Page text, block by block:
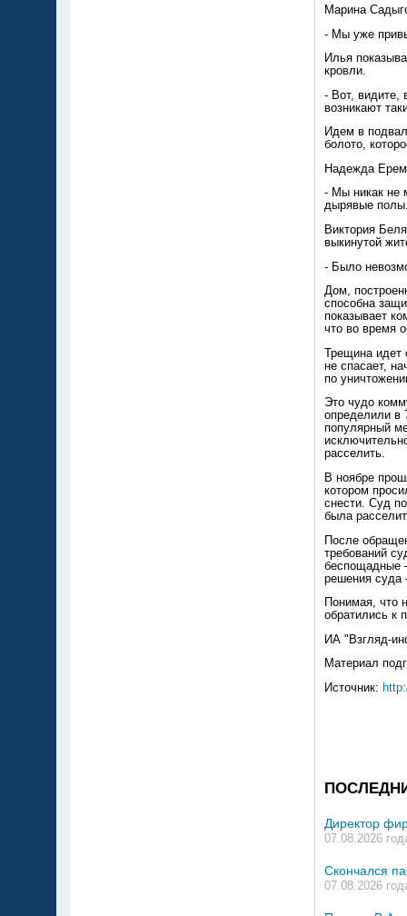
Марина
- Мы уже
Илья
кровли.
- Вот, видите,
возникают
Идем в
болото,
Надежда
- Мы никак не
дырявые
Виктория
выкинутой
- Было
Дом,
способна
показывает
что во время
Трещина идет
не спасает,
по
Это чудо
определили в
популярный
расселить.
В ноябре
котором
снести. Суд
была
После
требований
беспощадные
решения суда
Понимая, что
обратились к
ИА "Взгляд-
Материал
Источник:
Директор
07.08.2026
Скончался
07.08.2026